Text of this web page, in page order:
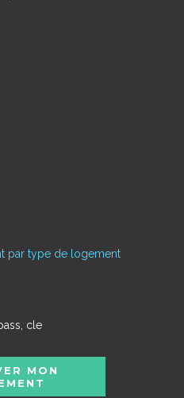
par type de logement
cle
MON